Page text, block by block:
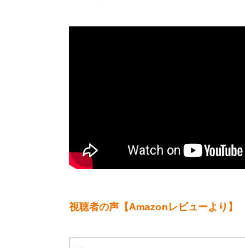
視聴者の声【Amazonレビューより】